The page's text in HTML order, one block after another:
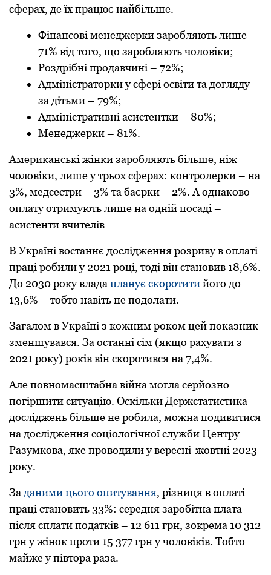
сферах, де їх працює найбільше.
Фінансові менеджерки заробляють лише
71% від того, що заробляють чоловіки;
Роздрібні продавчині – 72%;
Адміністраторки у сфері освіти та догляду
за дітьми – 79%;
Адміністративні асистентки – 80%;
Менеджерки – 81%.
Американські жінки заробляють більше, ніж
чоловіки, лише у трьох сферах: контролерки – на
3%, медсестри – 3% та баєрки – 2%. А однаково
оплату отримують лише на одній посаді –
асистенти вчителів
В Україні востаннє дослідження розриву в оплаті
праці робили у 2021 році, тоді він становив 18,6%.
До 2030 року влада планує скоротитийого до
13,6% – тобто навіть не подолати.
Загалом в Україні з кожним роком цей показник
зменшувався. За останні сім (якщо рахувати з
2021 року) років він скоротився на 7,4%.
Але повномасштабна війна могла серйозно
погіршити ситуацію. Оскільки Держстатистика
досліджень більше не робила, можна подивитися
на дослідження соціологічної служби Центру
Разумкова, яке проводили у вересні-жовтні 2023
року.
За даними цього опитування, різниця в оплаті
праці становить 33%: середня заробітна плата
після сплати податків – 12 611 грн, зокрема 10 312
грн у жінок проти 15 377 грн у чоловіків. Тобто
майже у півтора раза.